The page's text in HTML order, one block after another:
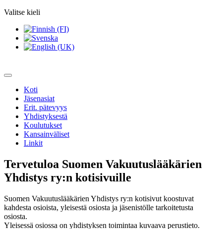
Valitse kieli
Koti
Jäsenasiat
Erit. pätevyys
Yhdistyksestä
Koulutukset
Kansainväliset
Linkit
Tervetuloa Suomen Vakuutuslääkärien
Yhdistys ry:n kotisivuille
Suomen Vakuutuslääkärien Yhdistys ry:n kotisivut koostuvat
kahdesta osioista, yleisestä osiosta ja jäsenistölle tarkoitetusta
osiosta.
Yleisessä osiossa on yhdistyksen toimintaa kuvaava perustieto.